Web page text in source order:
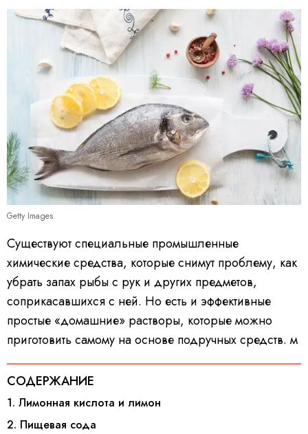
Getty Images
Существуют специальные промышленные
химические средства, которые снимут проблему, как
убрать запах рыбы с рук и других предметов,
соприкасавшихся с ней. Но есть и эффективные
простые «домашние» растворы, которые можно
приготовить самому на основе подручных средств. м
СОДЕРЖАНИЕ
1. Лимонная кислота и лимон
2. Пищевая сода